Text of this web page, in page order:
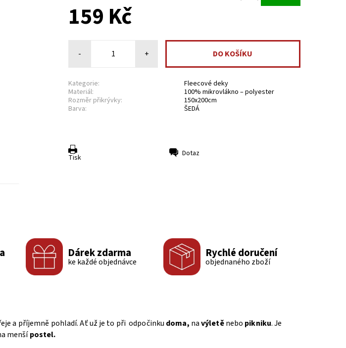
159 Kč
- +
Kategorie:
Fleecové deky
Materiál:
100% mikrovlákno – polyester
Rozměr přikrývky:
150x200cm
Barva:
ŠEDÁ
Tisk Dotaz
Dárek zdarma
ke každé objednávce
Rychlé doručení
objednaného zboží
a příjemně pohladí. Ať už je to při odpočinku doma, navýletěnebo pikniku. Je
menšípostel.